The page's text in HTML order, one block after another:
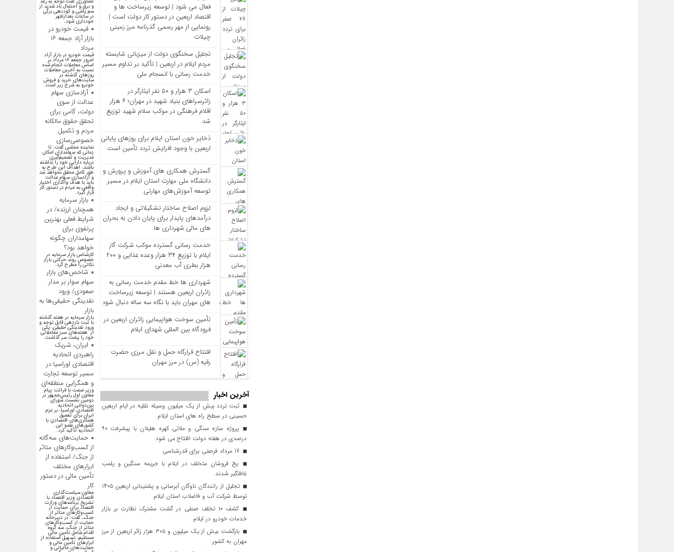
فعال می‌ شود | توسعه زیرساخت‌ ها و
اقتصاد اربعین در دستور کار دولت است |
رونمایی از مهر رسمی گذرنامه مرز زمینی
چیلات
تجلیل سخنگوی دولت از میزبانی شایسته
مردم ایلام در اربعین | تأکید بر تداوم مسیر
خدمت‌ رسانی با انسجام ملی
اسکان ۳ هزار و ۵۰ نفر ایثارگر در
زائرسراهای بنیاد شهید در مهران؛ ۶ هزار
اقلام فرهنگی در موکب سلام شهید توزیع
شد
ذخایر خون استان ایلام برای روزهای پایانی
اربعین با وجود افزایش تردد تأمین است
گسترش همکاری‌ های آموزش و پرورش و
دانشگاه ملی مهارت استان ایلام در مسیر
توسعه آموزش‌های مهارتی
لزوم اصلاح ساختار تشکیلاتی و ایجاد
درآمدهای پایدار برای پایان دادن به بحران‌
های مالی شهرداری‌ ها
خدمت رسانی گسترده موکب شرکت گاز
ایلام با توزیع ۳۴ هزار وعده غذایی و ۲۰۰
هزار بطری آب معدنی
شهرداری‌ ها خط مقدم خدمت ‌رسانی به
زائران اربعین هستند | توسعه زیرساخت
‌های مهران باید با نگاه سه‌ ساله دنبال شود
تأمین سوخت هواپیمایی زائران اربعین در
فرودگاه بین المللی شهدای ایلام
افتتاح قرارگاه حمل‌ و نقل مرزی حضرت
رقیه (س) در مرز مهران
آخرین اخبار
ثبت تردد بیش از یک میلیون وسیله نقلیه در ایام اربعین
حسینی در سطح راه‌ های استان ایلام
پروژه سازه سنگی و ملاتی کهره هلیلان با پیشرفت ۹۰
درصدی در هفته دولت افتتاح می شود
یخ‌ فروشان متخلف در ایلام با جریمه سنگین و پلمب
غافلگیر شدند
تجلیل از رانندگان ناوگان آبرسانی و پشتیبانی اربعین ۱۴۰۵
توسط شرکت آب و فاضلاب استان ایلام
کشف ۱۰ تخلف صنفی در گشت مشترک نظارت بر بازار
خدمات خودرو در ایلام
بازگشت بیش از یک میلیون و ۳۰۵ هزار زائر اربعین از مرز
مهران به کشور
و برق و احتمال باد شدید از
سم پاشی و کوددهی برگی
در ساعات بعدازظهر
خودداری شود.
قیمت خودرو در
بازار آزاد جمعه ۱۶
مرداد
قیمت خودرو در بازار آزاد
امروز جمعه ۱۶ مرداد بر
اساس معاملات انجام شده
نسبت به آخرین معاملات
روز‌های گذشته در
سایت‌های خرید و فروش
خودرو به شرح زیر است.
آزادسازی سهام
عدالت از سوی
دولت، گامی برای
تحقق حقوق مالکانه
مردم و تکمیل
خصوصی‌سازی
نماینده مجلس گفت: تا
زمانی که سهامداران امکان
مدیریت و تصمیم‌گیری
درباره دارایی خود را نداشته
باشند، اهداف این طرح به
طور کامل محقق نخواهد شد
و آزادسازی سهام عدالت
باید با هدف واگذاری اختیار
واقعی به مردم در دستور کار
قرار گیرد.
بازار سرمایه
همچنان ارزنده/ در
شرایط فعلی بهترین
پرتفوی برای
سهامداران چگونه
خواهد بود؟
کارشناس بازار سرمایه در
خصوص روند حرکتی بازار
نکاتی را مطرح کرد.
شاخص‌های بازار
سهام سوار بر مدار
صعودی/ ورود
نقدینگی حقیقی‌ها به
بازار
بازار سرمایه در هفته گذشته
با ثبت بازدهی قابل توجه و
ورود نقدینگی حقیقی، یکی
از هفته‌های سبز معاملاتی
خود را پشت سر گذاشت.
ایران، شریک
راهبردی اتحادیه
اقتصادی اوراسیا در
مسیر توسعه تجارت
و همگرایی منطقه‌ای
وزیر صمت با قرائت پیام
معاون اول رئیس‌جمهور در
دومین نشست شورای
بین‌دولتی اتحادیه
اقتصادی اوراسیا، بر عزم
ایران برای تعمیق
همکاری‌های اقتصادی با
کشورهای عضو این
اتحادیه تأکید کرد.
حمایت‌های سه‌گانه
از کسب‌وکارهای متاثر
از جنگ/ استفاده از
ابزارهای مختلف
تأمین مالی در دستور
کار
معاون سیاست‌گذاری
اقتصادی وزیر اقتصاد با
تشریح برنامه‌های وزارت
اقتصاد برای حمایت از
کسب‌وکار‌های متاثر از
جنگ، گفت: در دبیرخانه
حمایت از کسب‌وکار‌های
متاثر از جنگ، سه گروه
اقدام شامل تأمین مالی
مستقیم، تسهیل استفاده از
ابزار‌های تأمین مالی و
حمایت‌های مالیاتی و